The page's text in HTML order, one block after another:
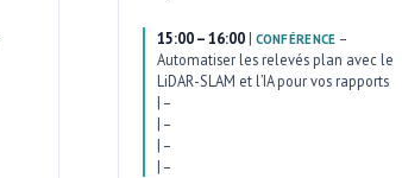
15:00 – 16:00| CONFÉRENCE –
Automatiser les relevés plan avec le
LiDAR-SLAM et l’IA pour vos rapports
| –
| –
| –
| –